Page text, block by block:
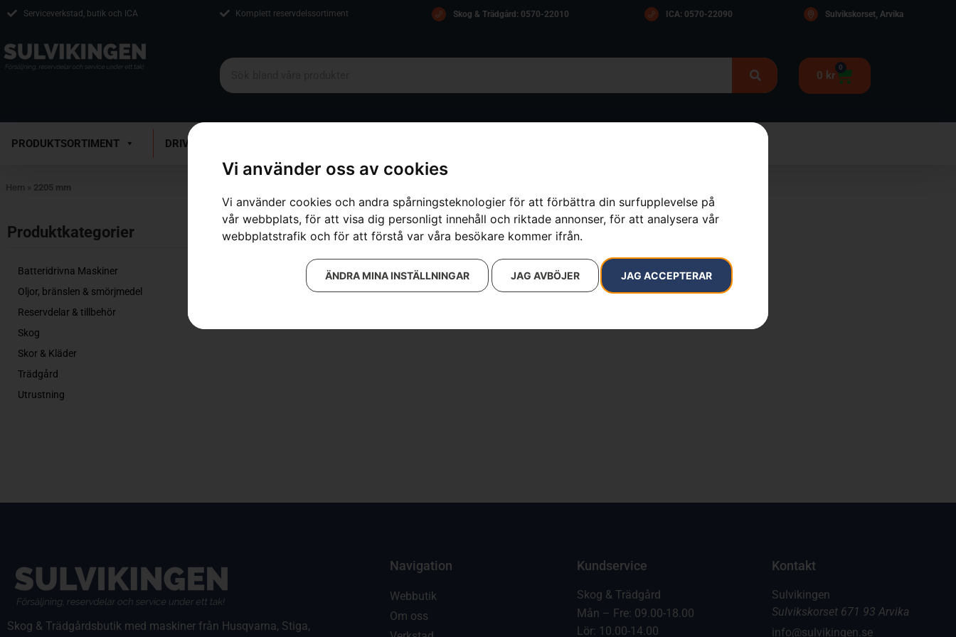
Vi använder oss av cookies
Vi använder cookies och andra spårningsteknologier för att förbättra din surfupplevelse på
vår webbplats, för att visa dig personligt innehåll och riktade annonser, för att analysera vår
webbplatstrafik och för att förstå var våra besökare kommer ifrån.
JAG ACCEPTERAR
JAG AVBÖJER
ÄNDRA MINA INSTÄLLNINGAR
Serviceverkstad, butik och ICA Komplett reservdelssortiment Skog & Trädgård: 0570-22010 ICA: 0570-22090 Sulvikskorset, Arvika
0 kr
0
PRODUKTSORTIMENT DRIVMEDEL
Hem » 2205 mm
Produktkategorier​
Batteridrivna Maskiner
Oljor, bränslen & smörjmedel
Reservdelar & tillbehör
Skog
Skor & Kläder
Trädgård
Utrustning
Inga resultat.
Skog & Trädgårdsbutik med maskiner från Husqvarna, Stiga,
Navigation
Webbutik
Om oss
Kundservice
Skog & Trädgård
Mån – Fre: 09.00-18.00
Lör: 10.00-14.00
Kontakt
Sulvikingen
Sulvikskorset 671 93 Arvika
info@sulvikingen.se